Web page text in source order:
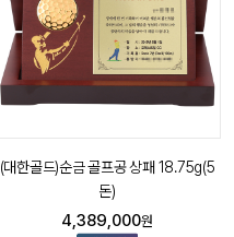
(대한골드)순금 골프공 상패 18.75g(5
돈)
4,389,000원